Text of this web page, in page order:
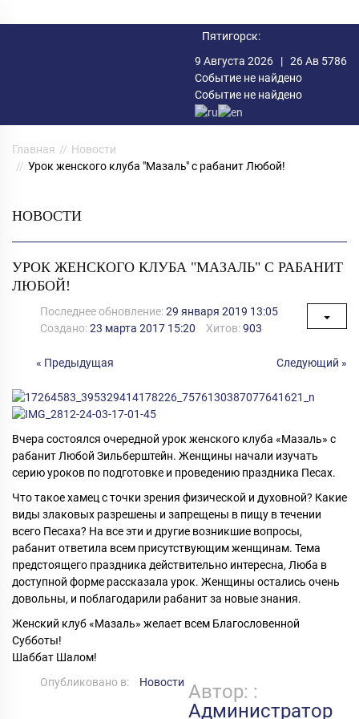
Пятигорск:
9 Августа 2026 | 26 Ав 5786
Событие не найдено
Событие не найдено
Главная
Новости
Урок женского клуба "Мазаль" с рабанит Любой!
НОВОСТИ
УРОК ЖЕНСКОГО КЛУБА "МАЗАЛЬ" С РАБАНИТ
ЛЮБОЙ!
Последнее обновление:29 января 2019 13:05
Создано:23 марта 2017 15:20 Хитов:903
« Предыдущая Следующий »
Вчера состоялся очередной урок женского клуба «Мазаль» с
рабанит Любой Зильберштейн. Женщины начали изучать
серию уроков по подготовке и проведению праздника Песах.
Что такое хамец с точки зрения физической и духовной? Какие
виды злаковых разрешены и запрещены в пищу в течении
всего Песаха? На все эти и другие возникшие вопросы,
рабанит ответила всем присутствующим женщинам. Тема
предстоящего праздника действительно интересна, Люба в
доступной форме рассказала урок. Женщины остались очень
довольны, и поблагодарили рабанит за новые знания.
Женский клуб «Мазаль» желает всем Благословенной
Субботы!
Шаббат Шалом!
Опубликовано в:
Новости Автор: :
Администратор